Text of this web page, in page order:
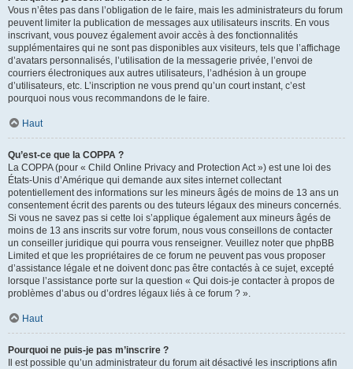
Vous n’êtes pas dans l’obligation de le faire, mais les administrateurs du forum
peuvent limiter la publication de messages aux utilisateurs inscrits. En vous
inscrivant, vous pouvez également avoir accès à des fonctionnalités
supplémentaires qui ne sont pas disponibles aux visiteurs, tels que l’affichage
d’avatars personnalisés, l’utilisation de la messagerie privée, l’envoi de
courriers électroniques aux autres utilisateurs, l’adhésion à un groupe
d’utilisateurs, etc. L’inscription ne vous prend qu’un court instant, c’est
pourquoi nous vous recommandons de le faire.
Haut
Qu’est-ce que la COPPA ?
La COPPA (pour « Child Online Privacy and Protection Act ») est une loi des
États-Unis d’Amérique qui demande aux sites internet collectant
potentiellement des informations sur les mineurs âgés de moins de 13 ans un
consentement écrit des parents ou des tuteurs légaux des mineurs concernés.
Si vous ne savez pas si cette loi s’applique également aux mineurs âgés de
moins de 13 ans inscrits sur votre forum, nous vous conseillons de contacter
un conseiller juridique qui pourra vous renseigner. Veuillez noter que phpBB
Limited et que les propriétaires de ce forum ne peuvent pas vous proposer
d’assistance légale et ne doivent donc pas être contactés à ce sujet, excepté
lorsque l’assistance porte sur la question « Qui dois-je contacter à propos de
problèmes d’abus ou d’ordres légaux liés à ce forum ? ».
Haut
Pourquoi ne puis-je pas m’inscrire ?
Il est possible qu’un administrateur du forum ait désactivé les inscriptions afin